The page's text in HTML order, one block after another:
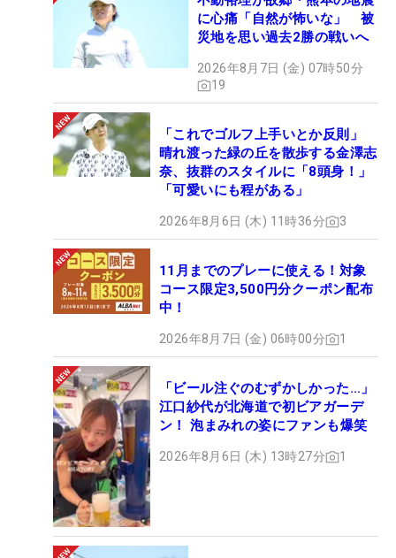
に心痛「自然が怖いな」 被
災地を思い過去2勝の戦いへ
2026年8月7日 (金) 07時50分
19
「これでゴルフ上手いとか反則」
晴れ渡った緑の丘を散歩する金澤志
奈、抜群のスタイルに「8頭身！」
「可愛いにも程がある」
2026年8月6日 (木) 11時36分 3
11月までのプレーに使える！対象
コース限定3,500円分クーポン配布
中！
2026年8月7日 (金) 06時00分 1
「ビール注ぐのむずかしかった…」
江口紗代が北海道で初ビアガーデ
ン！ 泡まみれの姿にファンも爆笑
2026年8月6日 (木) 13時27分 1